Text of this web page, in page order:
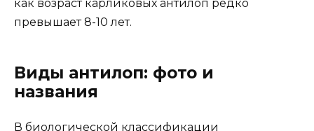
как возраст карликовых антилоп редко
превышает 8-10 лет.
Виды антилоп: фото и
названия
В биологической классификации